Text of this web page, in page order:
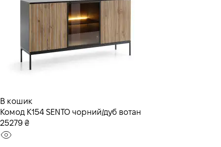
В кошик
Комод K154 SENTO чорний/дуб вотан
25279 ₴